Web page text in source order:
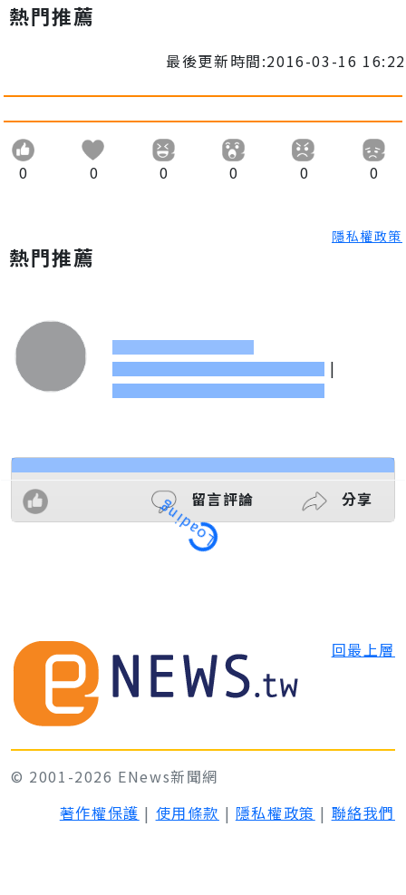
熱門推薦
最後更新時間:2016-03-16 16:22
0 0 0 0 0 0
隱私權政策
熱門推薦
|
留言評論 分享
Loading
回最上層
© 2001-2026 ENews新聞網
著作權保護 | 使用條款 | 隱私權政策 | 聯絡我們